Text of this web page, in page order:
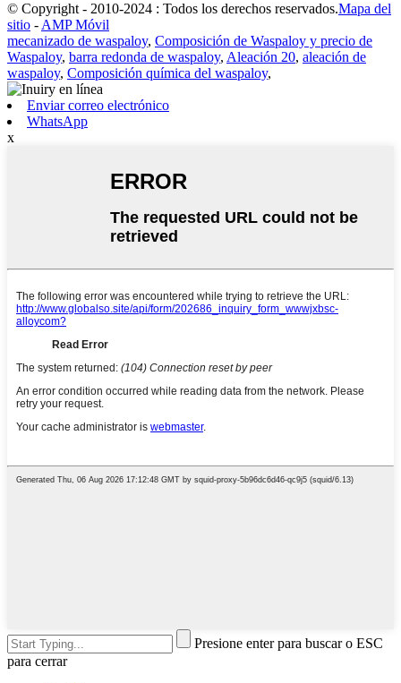
© Copyright - 2010-2024 : Todos los derechos reservados.Mapa del
sitio -AMP Móvil
mecanizado de waspaloy, Composición de Waspaloy y precio de
Waspaloy, barra redonda de waspaloy, Aleación 20, aleación de
waspaloy, Composición química del waspaloy,
Enviar correo electrónico
WhatsApp
x
Presione enter para buscar o ESC
para cerrar